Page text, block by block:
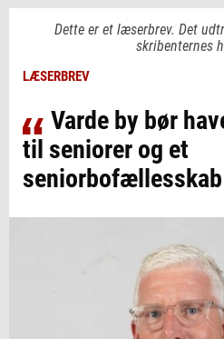
Dette er et læserbrev. Det
skribenternes
LÆSERBREV
Varde by bør
til seniorer og et
seniorbofællesskab